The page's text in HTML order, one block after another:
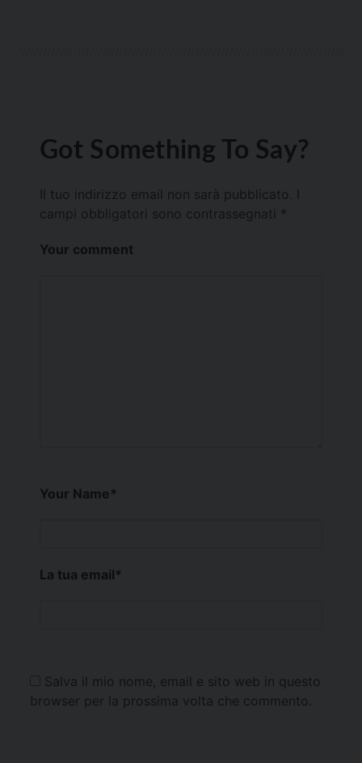
Got Something To Say?
Il tuo indirizzo email non sarà pubblicato.
campi obbligatori sono contrassegnati *
Your comment
Your Name*
La tua email*
Salva il mio nome, email e sito web in questo
browser per la prossima volta che commento.